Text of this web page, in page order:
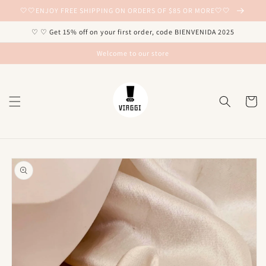
directamente
al contenido
🤍🤍ENJOY FREE SHIPPING ON ORDERS OF $85 OR MORE🤍🤍
♡ ♡ Get 15% off on your first order, code BIENVENIDA 2025
Welcome to our store
Carrito
directamente
a la
información